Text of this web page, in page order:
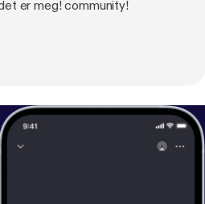
er meg! community!